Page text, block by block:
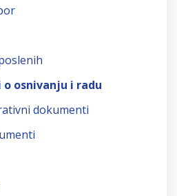
osnivanju i radu
dokumenti